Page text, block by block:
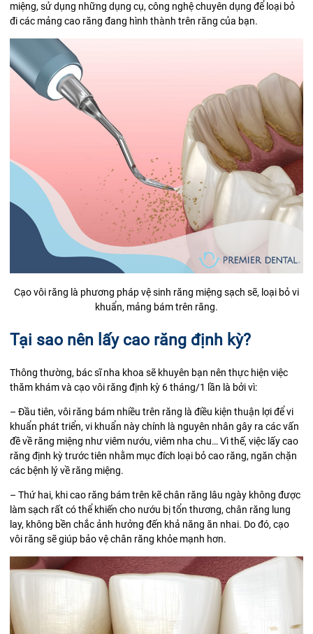
miệng, sử dụng những dụng cụ, công nghệ chuyên dụng để loại bỏ
đi các mảng cao răng đang hình thành trên răng của bạn.
Cạo vôi răng là phương pháp vệ sinh răng miệng sạch sẽ, loại bỏ vi
khuẩn, mảng bám trên răng.
Tại sao nên lấy cao răng định kỳ?
Thông thường, bác sĩ nha khoa sẽ khuyên bạn nên thực hiện việc
thăm khám và cạo vôi răng định kỳ 6 tháng/1 lần là bởi vì:
– Đầu tiên, vôi răng bám nhiều trên răng là điều kiện thuận lợi để vi
khuẩn phát triển, vi khuẩn này chính là nguyên nhân gây ra các vấn
đề về răng miệng như viêm nướu, viêm nha chu… Vì thế, việc lấy cao
răng định kỳ trước tiên nhằm mục đích loại bỏ cao răng, ngăn chặn
các bệnh lý về răng miệng.
– Thứ hai, khi cao răng bám trên kẽ chân răng lâu ngày không được
làm sạch rất có thể khiến cho nướu bị tổn thương, chân răng lung
lay, không bền chắc ảnh hưởng đến khả năng ăn nhai. Do đó, cạo
vôi răng sẽ giúp bảo vệ chân răng khỏe mạnh hơn.